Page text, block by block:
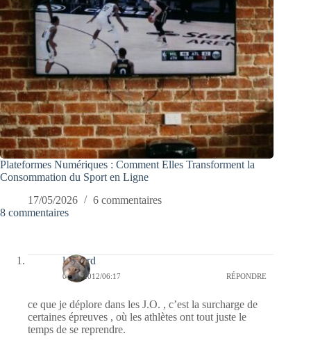
Plateformes Numériques : Comment Elles Transforment la
Consommation du Sport en Ligne
17/05/2026
6 commentaires
8 commentaires
louvard
06/08/2012/06:17 RÉPONDRE
ce que je déplore dans les J.O. , c’est la surcharge de
certaines épreuves , où les athlètes ont tout juste le
temps de se reprendre.